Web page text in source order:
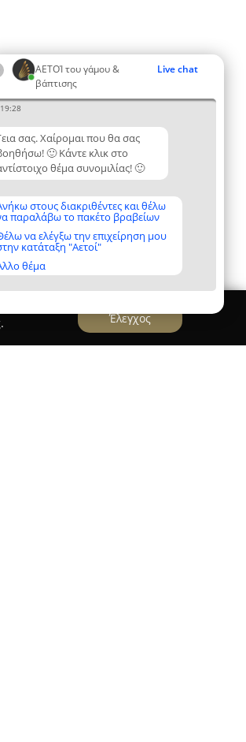
ΑΕΤΟΊ του γάμου &
βάπτισης
Live chat
19:28
σας. Χαίρομαι που θα σας
🙂 Κάντε κλικ στο
θέμα συνομιλίας! 🙂
στους διακριθέντες και θέλω
παραλάβω το πακέτο βραβείων
να ελέγξω την επιχείρηση μου
κατάταξη "Αετοί"
θέμα
Έλεγχος